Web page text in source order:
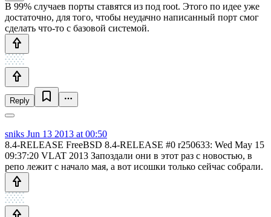
В 99% случаев порты ставятся из под root. Этого по идее уже
достаточно, для того, чтобы неудачно написанный порт смог
сделать что-то с базовой системой.
Reply
sniks Jun 13 2013 at 00:50
8.4-RELEASE FreeBSD 8.4-RELEASE #0 r250633: Wed May 15
09:37:20 VLAT 2013 Запоздали они в этот раз с новостью, в
репо лежит с начало мая, а вот исошки только сейчас собрали.